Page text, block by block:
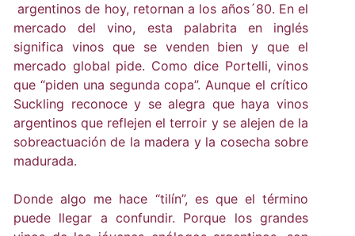
argentinos de hoy, retornan a los años´80. En el
mercado del vino, esta palabrita en inglés
significa vinos que se venden bien y que el
mercado global pide. Como dice Portelli, vinos
que “piden una segunda copa”. Aunque el crítico
Suckling reconoce y se alegra que haya vinos
argentinos que reflejen el terroir y se alejen de la
sobreactuación de la madera y la cosecha sobre
madurada.
Donde algo me hace “tilín”, es que el término
puede llegar a confundir. Porque los grandes